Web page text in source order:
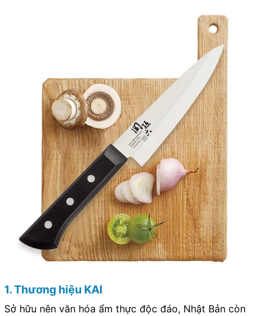
1. Thương hiệu KAI
Sở hữu nên văn hóa ẩm thực độc đáo, Nhật Bản còn